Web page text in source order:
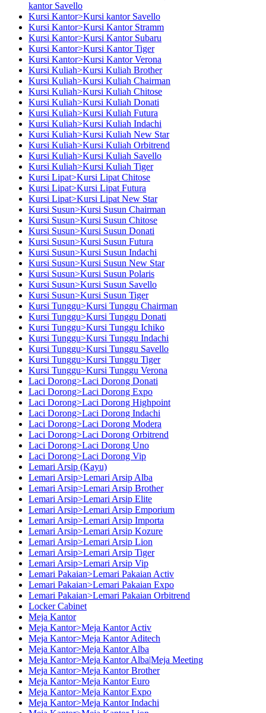
kantor Savello
Kursi Kantor>Kursi kantor Savello
Kursi Kantor>Kursi Kantor Stramm
Kursi Kantor>Kursi Kantor Subaru
Kursi Kantor>Kursi Kantor Tiger
Kursi Kantor>Kursi Kantor Verona
Kursi Kuliah>Kursi Kuliah Brother
Kursi Kuliah>Kursi Kuliah Chairman
Kursi Kuliah>Kursi Kuliah Chitose
Kursi Kuliah>Kursi Kuliah Donati
Kursi Kuliah>Kursi Kuliah Futura
Kursi Kuliah>Kursi Kuliah Indachi
Kursi Kuliah>Kursi Kuliah New Star
Kursi Kuliah>Kursi Kuliah Orbitrend
Kursi Kuliah>Kursi Kuliah Savello
Kursi Kuliah>Kursi Kuliah Tiger
Kursi Lipat>Kursi Lipat Chitose
Kursi Lipat>Kursi Lipat Futura
Kursi Lipat>Kursi Lipat New Star
Kursi Susun>Kursi Susun Chairman
Kursi Susun>Kursi Susun Chitose
Kursi Susun>Kursi Susun Donati
Kursi Susun>Kursi Susun Futura
Kursi Susun>Kursi Susun Indachi
Kursi Susun>Kursi Susun New Star
Kursi Susun>Kursi Susun Polaris
Kursi Susun>Kursi Susun Savello
Kursi Susun>Kursi Susun Tiger
Kursi Tunggu>Kursi Tunggu Chairman
Kursi Tunggu>Kursi Tunggu Donati
Kursi Tunggu>Kursi Tunggu Ichiko
Kursi Tunggu>Kursi Tunggu Indachi
Kursi Tunggu>Kursi Tunggu Savello
Kursi Tunggu>Kursi Tunggu Tiger
Kursi Tunggu>Kursi Tunggu Verona
Laci Dorong>Laci Dorong Donati
Laci Dorong>Laci Dorong Expo
Laci Dorong>Laci Dorong Highpoint
Laci Dorong>Laci Dorong Indachi
Laci Dorong>Laci Dorong Modera
Laci Dorong>Laci Dorong Orbitrend
Laci Dorong>Laci Dorong Uno
Laci Dorong>Laci Dorong Vip
Lemari Arsip (Kayu)
Lemari Arsip>Lemari Arsip Alba
Lemari Arsip>Lemari Arsip Brother
Lemari Arsip>Lemari Arsip Elite
Lemari Arsip>Lemari Arsip Emporium
Lemari Arsip>Lemari Arsip Importa
Lemari Arsip>Lemari Arsip Kozure
Lemari Arsip>Lemari Arsip Lion
Lemari Arsip>Lemari Arsip Tiger
Lemari Arsip>Lemari Arsip Vip
Lemari Pakaian>Lemari Pakaian Activ
Lemari Pakaian>Lemari Pakaian Expo
Lemari Pakaian>Lemari Pakaian Orbitrend
Locker Cabinet
Meja Kantor
Meja Kantor>Meja Kantor Activ
Meja Kantor>Meja Kantor Aditech
Meja Kantor>Meja Kantor Alba
Meja Kantor>Meja Kantor Alba|Meja Meeting
Meja Kantor>Meja Kantor Brother
Meja Kantor>Meja Kantor Euro
Meja Kantor>Meja Kantor Expo
Meja Kantor>Meja Kantor Indachi